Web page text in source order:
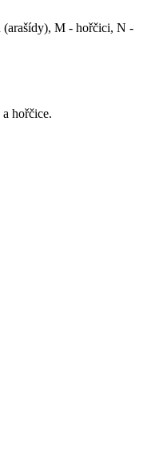
(arašídy), M - hořčici, N -
hořčice.